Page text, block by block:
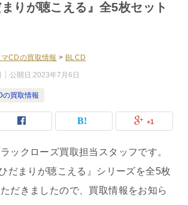
りが聴こえる』全5枚セット
マCDの買取情報 > BLCD
公開日:2023年7月6日
の買取情報
+1
ックローズ買取担当スタッフです。
だまりが聴こえる』シリーズを全5枚
だきましたので、買取情報をお知ら